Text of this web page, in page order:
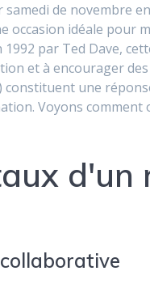
samedi de novembre
occasion idéale pour
par Ted Dave,
et à encourager
constituent une
Voyons
d'un